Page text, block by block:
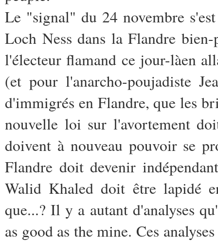
Le "signal" du 24 novembre
Loch Ness dans la Flandre
l'électeur flamand ce jour-làen
(et pour l'anarcho-poujadiste
d'immigrés en Flandre, que les
nouvelle loi sur l'avortement
doivent à nouveau pouvoir se
Flandre doit devenir
Walid Khaled doit être lapidé
que...? Il y a autant d'analyses
as good as the mine. Ces